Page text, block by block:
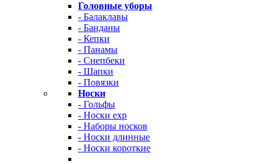
Головные уборы
- Балаклавы
- Банданы
- Кепки
- Панамы
- Снепбеки
- Шапки
- Повязки
Носки
- Гольфы
- Носки exp
- Наборы носков
- Носки длинные
- Носки короткие